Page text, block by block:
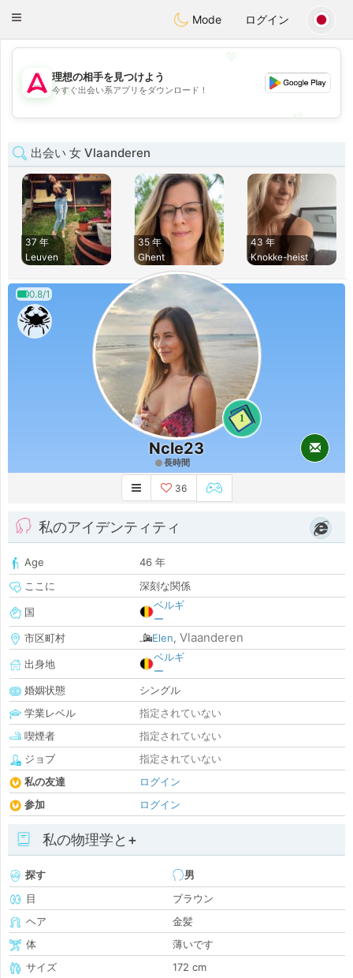
Tantôt
Toggle
Mode ログイン
💖
💕
理想の相手を見つけよう
今すぐ出会い系アプリをダウンロード！
出会い 女 Vlaanderen
37 年
Leuven
35 年
Ghent
43 年
Knokke-heist
0.8/1
1
Ncle23
長時間
36
私のアイデンティティ
Age
46 年
ここに
深刻な関係
国
ベルギ
ー
市区町村
Elen, Vlaanderen
出身地
ベルギ
ー
婚姻状態
シングル
学業レベル
指定されていない
喫煙者
指定されていない
ジョブ
指定されていない
私の友達
ログイン
参加
ログイン
私の物理学と+
探す
男
目
ブラウン
ヘア
金髪
体
薄いです
サイズ
172 cm